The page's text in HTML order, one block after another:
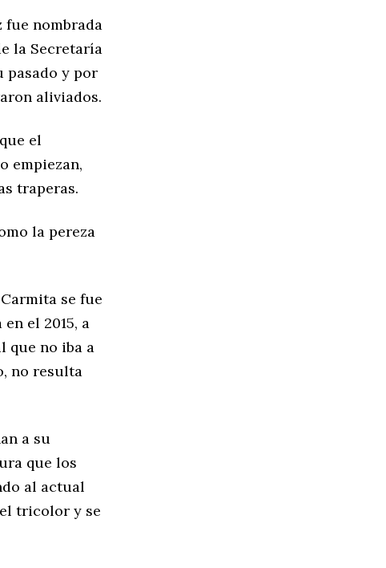
fue nombrada
la Secretaría
pasado y por
aliviados.
el
empiezan,
traperas.
la pereza
se fue
el 2015, a
que no iba a
no resulta
a su
que los
al actual
tricolor y se